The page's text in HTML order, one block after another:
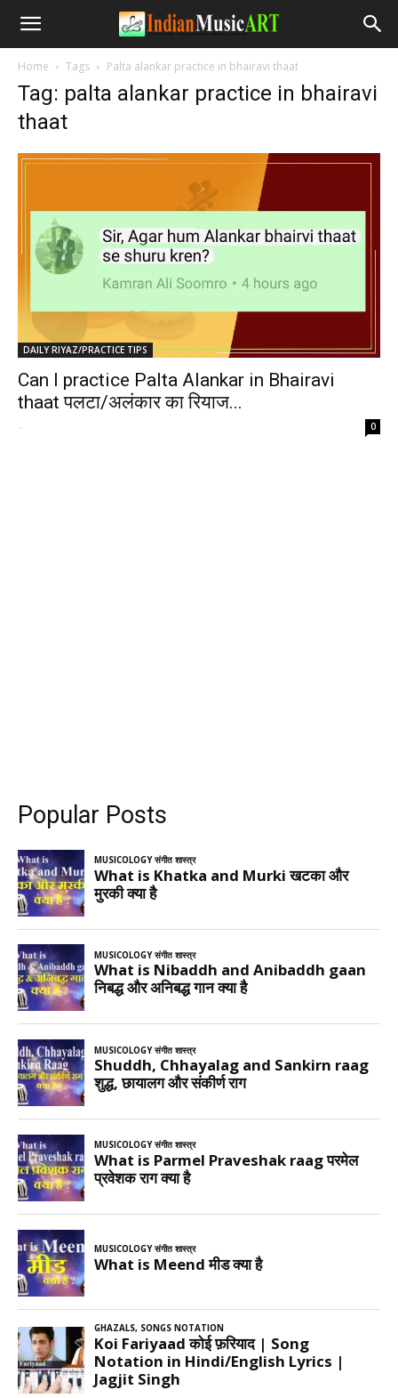
Home Tags Palta alankar practice in bhairavi thaat
Tag: palta alankar practice in bhairavi
thaat
DAILY RIYAZ/PRACTICE TIPS
Can I practice Palta Alankar in Bhairavi
thaat पलटा/अलंकार का रियाज...
- 0
Popular Posts